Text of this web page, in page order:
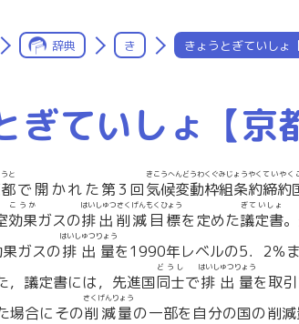
辞典 き きょうとぎていしょ
ぎていしょ【京
と
で開かれた第3回気候変動枠組条約
きこうへんどうわくぐみじょうやく
締約
ていやく
効果
こうか
ガスの排出削減目標
はいしゅつさくげんもくひょう
を定めた議定書
ぎていしょ
ガスの排出量
はいしゅつりょう
を1990年レベルの5．2％
，議定書には，先進国同士
どうし
で排出量
はいしゅつりょう
を取
場合にその削減量
さくげんりょう
の一部を自分の国の削